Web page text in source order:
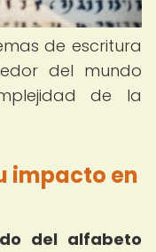
de escritura
del mundo
de la
impacto en
del alfabeto